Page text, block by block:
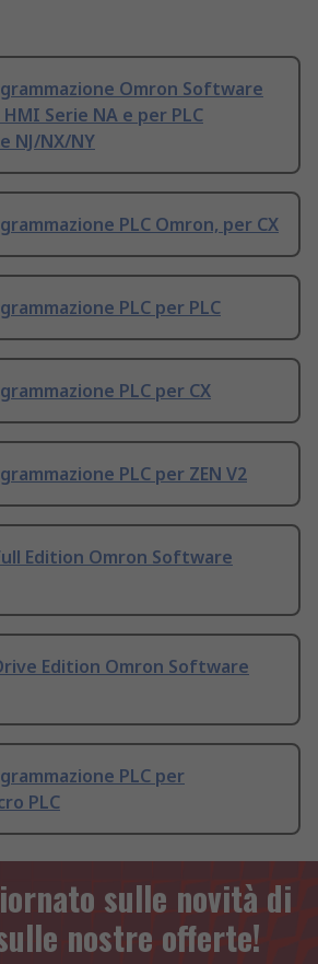
Omron Software
Serie NA e per PLC
NJ/NX/NY
PLC Omron, per CX
PLC per PLC
PLC per CX
PLC per ZEN V2
Edition Omron Software
Edition Omron Software
PLC per
PLC
sulle novità di
nostre offerte!